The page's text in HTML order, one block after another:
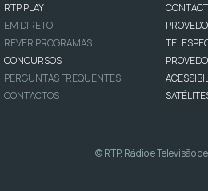
RTP PLAY
EM DIRETO
REVER PROGRAMAS
CONCURSOS
PERGUNTAS FREQUENTES
CONTACTOS
© RTP, Rádio e Televisão